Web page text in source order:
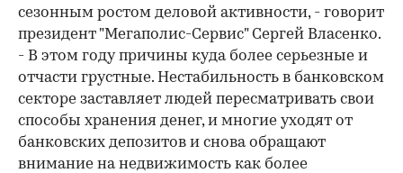
сезонным ростом деловой активности, - говорит
президент "Мегаполис-Сервис" Сергей Власенко.
- В этом году причины куда более серьезные и
отчасти грустные. Нестабильность в банковском
секторе заставляет людей пересматривать свои
способы хранения денег, и многие уходят от
банковских депозитов и снова обращают
внимание на недвижимость как более